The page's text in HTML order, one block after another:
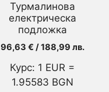
Турмалинова
електрическа
подложка
96,63 € / 188,99 лв.
Курс: 1 EUR =
1.95583 BGN